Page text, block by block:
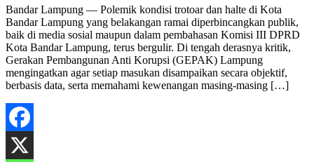
Bandar Lampung — Polemik kondisi trotoar dan halte di Kota
Bandar Lampung yang belakangan ramai diperbincangkan publik,
baik di media sosial maupun dalam pembahasan Komisi III DPRD
Kota Bandar Lampung, terus bergulir. Di tengah derasnya kritik,
Gerakan Pembangunan Anti Korupsi (GEPAK) Lampung
mengingatkan agar setiap masukan disampaikan secara objektif,
berbasis data, serta memahami kewenangan masing-masing […]